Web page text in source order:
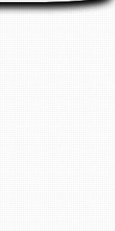
- 18:00 Uhr